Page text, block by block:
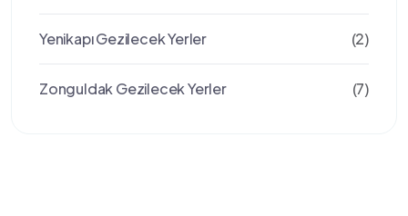
Yenikapı Gezilecek Yerler (2)
Zonguldak Gezilecek Yerler (7)